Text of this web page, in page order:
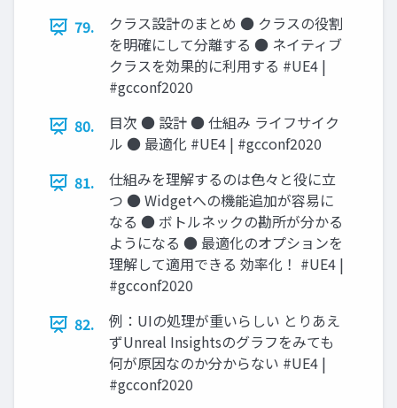
79.
クラス設計のまとめ ● クラスの役割
を明確にして分離する ● ネイティブ
クラスを効果的に利用する #UE4 |
#gcconf2020
80.
目次 ● 設計 ● 仕組み ライフサイク
ル ● 最適化 #UE4 | #gcconf2020
81.
仕組みを理解するのは色々と役に立
つ ● Widgetへの機能追加が容易に
なる ● ボトルネックの勘所が分かる
ようになる ● 最適化のオプションを
理解して適用できる 効率化！ #UE4 |
#gcconf2020
82.
例：UIの処理が重いらしい とりあえ
ずUnreal Insightsのグラフをみても
何が原因なのか分からない #UE4 |
#gcconf2020